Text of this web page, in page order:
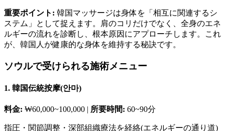
重要ポイント: 韓国マッサージは身体を「相互に関連するシ
ステム」として捉えます。肩のコリだけでなく、全身のエネ
ルギーの流れを診断し、根本原因にアプローチします。これ
が、韓国人が健康的な身体を維持する秘訣です。
ソウルで受けられる施術メニュー
1. 韓国伝統按摩(안마)
料金: ₩60,000~100,000 | 所要時間: 60~90分
指圧・関節調整・深部組織療法を経絡(エネルギーの通り道)